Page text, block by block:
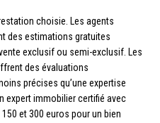
choisie. Les agents
des estimations gratuites
exclusif ou semi-exclusif. Les
des évaluations
précises qu’une expertise
expert immobilier certifié avec
et 300 euros pour un bien